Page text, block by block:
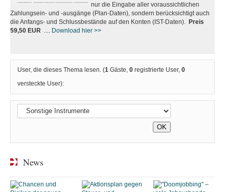
nur die Eingabe aller voraussichtlichen
Zahlungsein- und -ausgänge (Plan-Daten), sondern berücksichtigt auch
die Anfangs- und Schlussbestände auf den Konten (IST-Daten).
Preis
59,50 EUR
Download hier >>
User, die dieses Thema lesen. (1 Gäste,0 registrierte User,0
versteckte User):
News